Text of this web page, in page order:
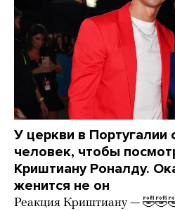
У церкви в Португалии
человек, чтобы
Криштиану Роналду.
женится не он
Реакция Криштиану —